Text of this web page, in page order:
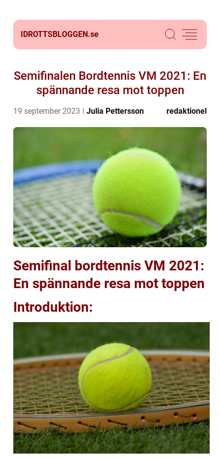
IDROTTSBLOGGEN.se
Semifinalen Bordtennis VM 2021: En
spännande resa mot toppen
19 september 2023 Julia Pettersson redaktionel
Semifinal bordtennis VM 2021:
En spännande resa mot toppen
Introduktion: